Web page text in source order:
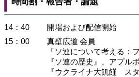
14：40
開場および配信開始
15：00
真壁広道 会員
「ソ連について考える：
『ソ連の歴史』、アプル
『ウクライナ大飢饉 ス